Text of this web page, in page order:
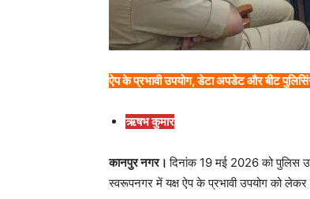
ऐप के प्रभावी उपयोग, डेटा अपडेट और बीट
ऋषभ कुमार
कानपुर नगर।दिनांक 19 मई 2026 को पुलिस
स्वरूपनगर में यक्ष ऐप के प्रभावी उपयोग को लेकर